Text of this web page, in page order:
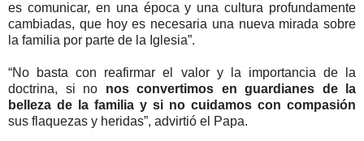
es comunicar, en una época y una cultura profundamente
cambiadas, que hoy es necesaria una nueva mirada sobre
la familia por parte de la Iglesia”.
“No basta con reafirmar el valor y la importancia de la
doctrina, si no nos convertimos en guardianes de la
belleza de la familia y si no cuidamos con compasión
sus flaquezas y heridas”, advirtió el Papa.